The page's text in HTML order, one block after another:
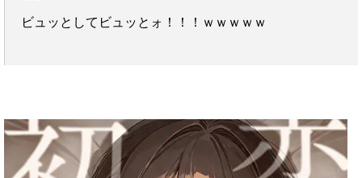
ビュッとしてビュッとォ！！！ｗｗｗｗｗ